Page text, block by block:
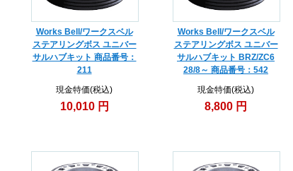
Works Bell/ワークスベル
ステアリングボス ユニバー
サルハブキット 商品番号：
211
現金特価(税込)
10,010 円
Works Bell/ワークスベル
ステアリングボス ユニバー
サルハブキット BRZ/ZC6
28/8～ 商品番号：542
現金特価(税込)
8,800 円